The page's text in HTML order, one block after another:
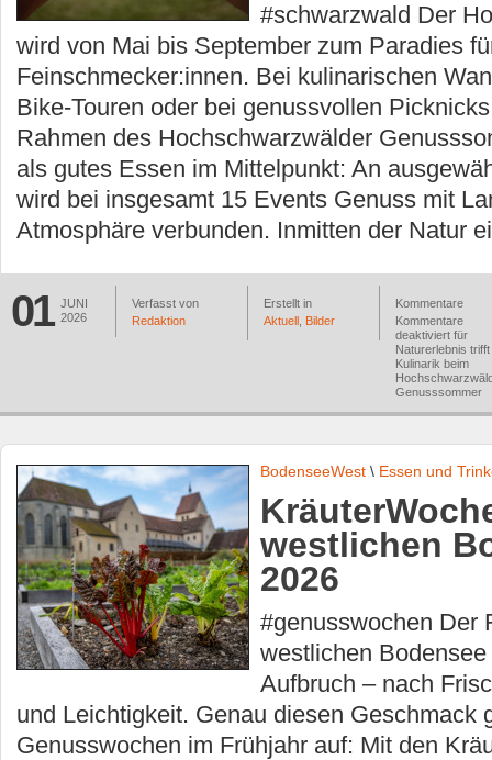
#schwarzwald Der
wird von Mai bis September zum Paradies
Feinschmecker:innen. Bei kulinarischen
Bike-Touren oder bei genussvollen
Rahmen des Hochschwarzwälder
als gutes Essen im Mittelpunkt: An
wird bei insgesamt 15 Events Genuss mit
Atmosphäre verbunden. Inmitten der Natur
01 JUNI
2026
Verfasst von
Redaktion
Erstellt in
Aktuell Bilder
Kommentare
Kommentare
deaktiviert für
Naturerlebnis trifft
Kulinarik beim
Genusssommer
BodenseeWest \ Essen und
westlichen
2026
#genusswochen Der
westlichen
Aufbruch – nach
und Leichtigkeit. Genau diesen Geschmack
Genusswochen im Frühjahr auf: Mit den